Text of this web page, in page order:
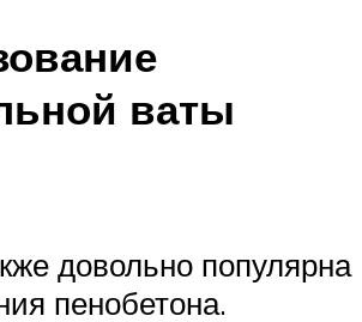
ваты
довольно популярна
пенобетона.